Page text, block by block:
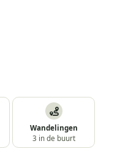
Wandelingen
3 in de buurt